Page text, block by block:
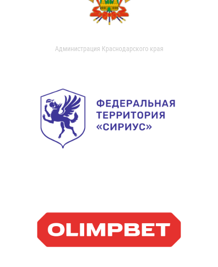
Администрация Краснодарского края